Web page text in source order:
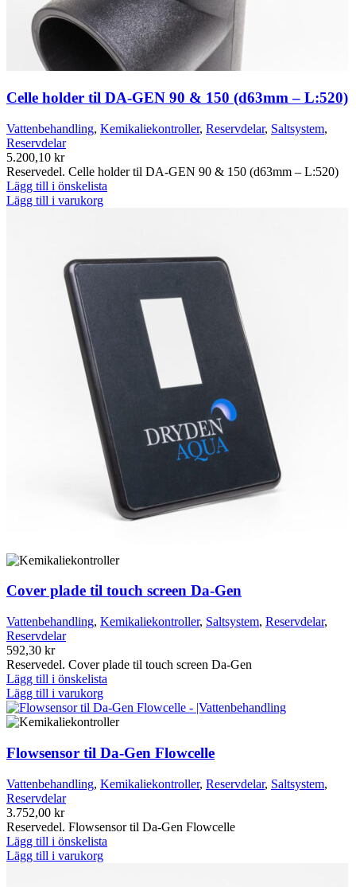
Celle holder til DA-GEN 90 & 150 (d63mm – L:520)
Vattenbehandling, Kemikaliekontroller, Reservdelar, Saltsystem,
Reservdelar
5.200,10 kr
Reservedel. Celle holder til DA-GEN 90 & 150 (d63mm – L:520)
Lägg till i önskelista
Lägg till i varukorg
Cover plade til touch screen Da-Gen
Vattenbehandling, Kemikaliekontroller, Saltsystem, Reservdelar,
Reservdelar
592,30 kr
Reservedel. Cover plade til touch screen Da-Gen
Lägg till i önskelista
Lägg till i varukorg
Flowsensor til Da-Gen Flowcelle
Vattenbehandling, Kemikaliekontroller, Reservdelar, Saltsystem,
Reservdelar
3.752,00 kr
Reservedel. Flowsensor til Da-Gen Flowcelle
Lägg till i önskelista
Lägg till i varukorg